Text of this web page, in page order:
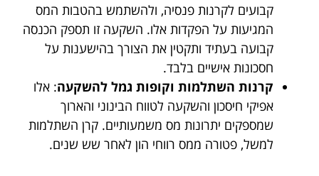
קבועים לקרנות פנסיה, ולהשתמש בהטבות המס
המגיעות על הפקדות אלו. השקעה זו תספק הכנסה
קבועה בעתיד ותקטין את הצורך בהישענות על
חסכונות אישיים בלבד.
קרנות השתלמות וקופות גמל להשקעה: אלו
אפיקי חיסכון והשקעה לטווח הבינוני והארוך
שמספקים יתרונות מס משמעותיים. קרן השתלמות
למשל, פטורה ממס רווחי הון לאחר שש שנים.